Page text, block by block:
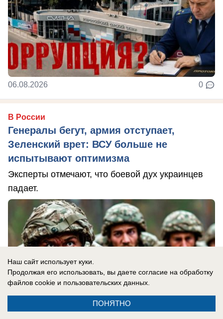
06.08.2026 0
В России
Генералы бегут, армия отступает,
Зеленский врет: ВСУ больше не
испытывают оптимизма
Эксперты отмечают, что боевой дух украинцев
падает.
Наш сайт использует куки.
Продолжая его использовать, вы даете согласие на обработку
файлов cookie и пользовательских данных.
ПОНЯТНО